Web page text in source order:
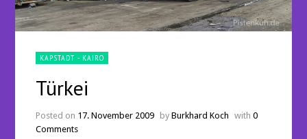
KAPSTADT - KAIRO
Türkei
Posted on 17. November 2009 byBurkhard Koch with0
Comments